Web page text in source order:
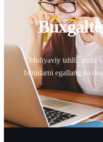
Moliyaviy tahlil, audit
bilimlarni egallang va